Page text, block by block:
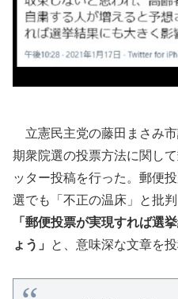
立憲民主党の藤田まさみ
期衆院選の投票方法に関し
ッター投稿を行った。郵便
選でも「不正の温床」と批
「郵便投票が実現すれば選
ょう」
と、意味深な文章を投